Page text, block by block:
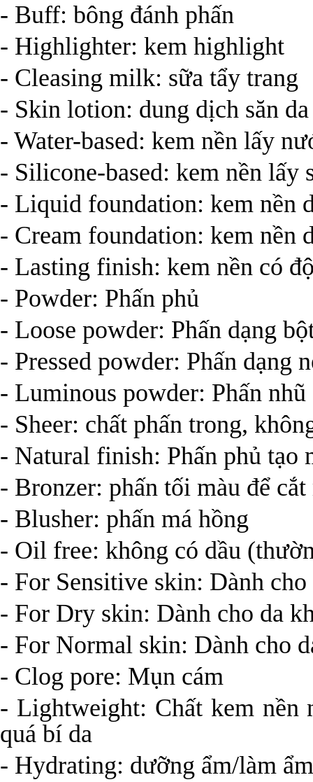
- Buff: bông đánh phấn
- Highlighter: kem highlight
- Cleasing milk: sữa tẩy trang
- Skin lotion: dung dịch săn da
- Water-based: kem nền lấy
- Silicone-based: kem nền
- Liquid foundation: kem nền
- Cream foundation: kem nền
- Lasting finish: kem nền có
- Powder: Phấn phủ
- Loose powder: Phấn dạng
- Pressed powder: Phấn dạng
- Luminous powder: Phấn nhũ
- Sheer: chất phấn trong,
- Natural finish: Phấn phủ tạo
- Bronzer: phấn tối màu để cắt
- Blusher: phấn má hồng
- Oil free: không có dầu
- For Sensitive skin: Dành cho
- For Dry skin: Dành cho da
- For Normal skin: Dành cho
- Clog pore: Mụn cám
- Lightweight: Chất kem nền
quá bí da
- Hydrating: dưỡng ẩm/làm ẩm